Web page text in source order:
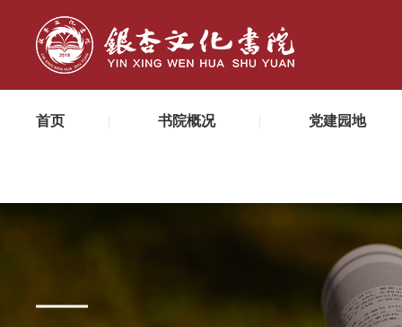
首页 书院概况 党建园地